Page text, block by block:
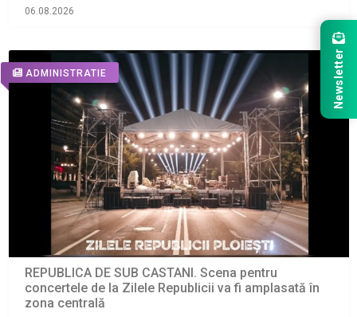
06.08.2026
ADMINISTRATIE
REPUBLICA DE SUB CASTANI. Scena pentru
concertele de la Zilele Republicii va fi amplasată în
zona centrală
Newsletter